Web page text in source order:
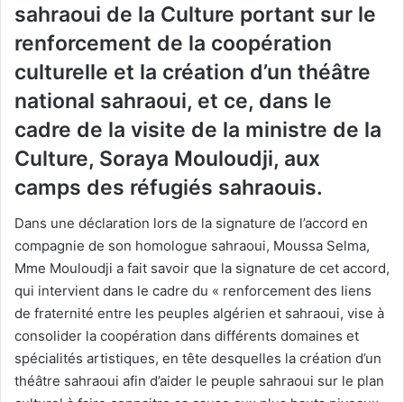
sahraoui de la Culture portant sur le
renforcement de la coopération
culturelle et la création d’un théâtre
national sahraoui, et ce, dans le
cadre de la visite de la ministre de la
Culture, Soraya Mouloudji, aux
camps des réfugiés sahraouis.
Dans une déclaration lors de la signature de l’accord en
compagnie de son homologue sahraoui, Moussa Selma,
Mme Mouloudji a fait savoir que la signature de cet accord,
qui intervient dans le cadre du « renforcement des liens
de fraternité entre les peuples algérien et sahraoui, vise à
consolider la coopération dans différents domaines et
spécialités artistiques, en tête desquelles la création d’un
théâtre sahraoui afin d’aider le peuple sahraoui sur le plan